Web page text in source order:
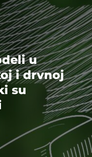
u
i drvnoj
su